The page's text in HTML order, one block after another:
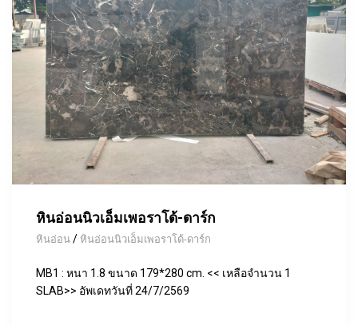
หินอ่อนนิวเอ็มเพอราโด้-ดาร์ก
หินอ่อน / หินอ่อนนิวเอ็มเพอราโด้-ดาร์ก
MB1 : หนา 1.8 ขนาด 179*280 cm. << เหลือจำนวน 1
SLAB>> อัพเดทวันที่ 24/7/2569